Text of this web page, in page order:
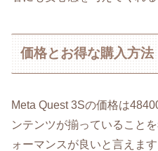
価格とお得な購入方法
Meta Quest 3Sの価格は
ンテンツが揃っていること
ォーマンスが良いと言えま